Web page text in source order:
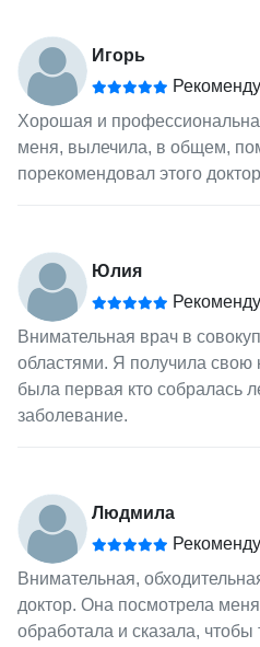
Игорь
Хорошая и
меня, вылечила, в общем,
порекомендовал этого
Юлия
Внимательная врач в
областями. Я получила свою
была первая кто собралась
заболевание.
Людмила
Внимательная,
доктор. Она посмотрела
обработала и сказала,